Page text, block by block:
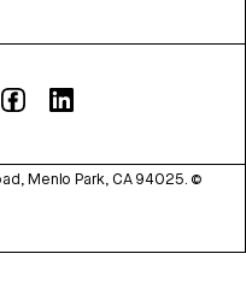
Menlo Park, CA 94025. ©